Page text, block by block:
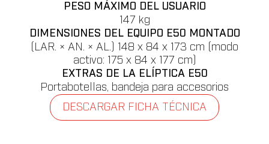
PESO MÁXIMO DEL USUARIO
147 kg
DIMENSIONES DEL EQUIPO E50 MONTADO
(LAR. × AN. × AL.) 148 x 84 x 173 cm (modo
activo: 175 x 84 x 177 cm)
EXTRAS DE LA ELÍPTICA E50
Portabotellas, bandeja para accesorios
DESCARGAR FICHA TÉCNICA